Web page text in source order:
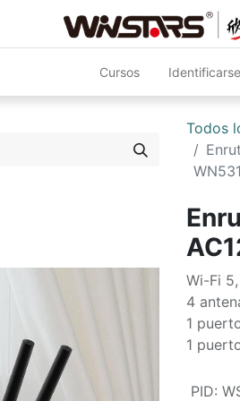
Cursos Identificarse
Todos
Wi-Fi
4
1
1
PID: